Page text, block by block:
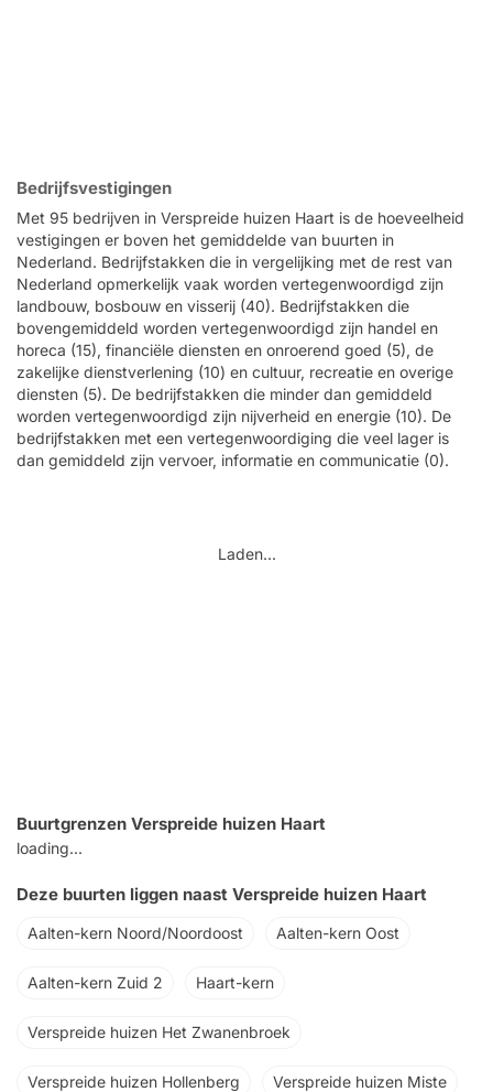
Bedrijfsvestigingen
Met 95 bedrijven in Verspreide huizen Haart is de hoeveelheid
vestigingen er boven het gemiddelde van buurten in
Nederland. Bedrijfstakken die in vergelijking met de rest van
Nederland opmerkelijk vaak worden vertegenwoordigd zijn
landbouw, bosbouw en visserij (40). Bedrijfstakken die
bovengemiddeld worden vertegenwoordigd zijn handel en
horeca (15), financiële diensten en onroerend goed (5), de
zakelijke dienstverlening (10) en cultuur, recreatie en overige
diensten (5). De bedrijfstakken die minder dan gemiddeld
worden vertegenwoordigd zijn nijverheid en energie (10). De
bedrijfstakken met een vertegenwoordiging die veel lager is
dan gemiddeld zijn vervoer, informatie en communicatie (0).
Laden...
Buurtgrenzen Verspreide huizen Haart
loading...
Deze buurten liggen naast Verspreide huizen Haart
Aalten-kern Noord/Noordoost Aalten-kern Oost
Aalten-kern Zuid 2 Haart-kern
Verspreide huizen Het Zwanenbroek
Verspreide huizen Hollenberg Verspreide huizen Miste